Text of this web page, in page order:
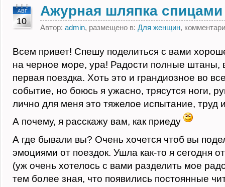
АВГ
10
Ажурная шляпка
Автор: admin, размещено в: Для женщин,
Всем привет! Спешу поделиться с вами
на черное море, ура! Радости полные штаны,
первая поездка. Хоть это и грандиозное во
событие, но боюсь я ужасно, трясутся ноги,
лично для меня это тяжелое испытание, труд
А почему, я расскажу вам, как приеду
А где бывали вы? Очень хочется чтоб вы
эмоциями от поездок. Ушла как-то я сегодня
(уж очень хотелось с вами разделить мое
тем более зная, что появились постоянные